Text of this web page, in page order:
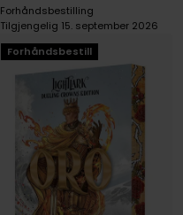
Forhåndsbestill
Forhåndsbestilling
Tilgjengelig 15. september 2026